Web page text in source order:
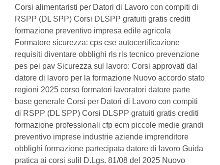
Corsi alimentaristi per Datori di Lavoro con compiti di
RSPP (DL SPP) Corsi DLSPP gratuiti gratis crediti
formazione preventivo impresa edile agricola
Formatore sicurezza: cps cse autocertificazione
requisiti diventare obblighi rls rls tecnico prevenzione
pes pei pav Sicurezza sul lavoro: Corsi approvati dal
datore di lavoro per la formazione Nuovo accordo stato
regioni 2025 corso formatori lavoratori datore parte
base generale Corsi per Datori di Lavoro con compiti
di RSPP (DL SPP) Corsi DLSPP gratuiti gratis crediti
formazione professionali cfp ecm piccole medie grandi
preventivo imprese industrie aziende imprenditore
obblighi formazione partecipata datore di lavoro Guida
pratica ai corsi sulil D.Lgs. 81/08 del 2025 Nuovo